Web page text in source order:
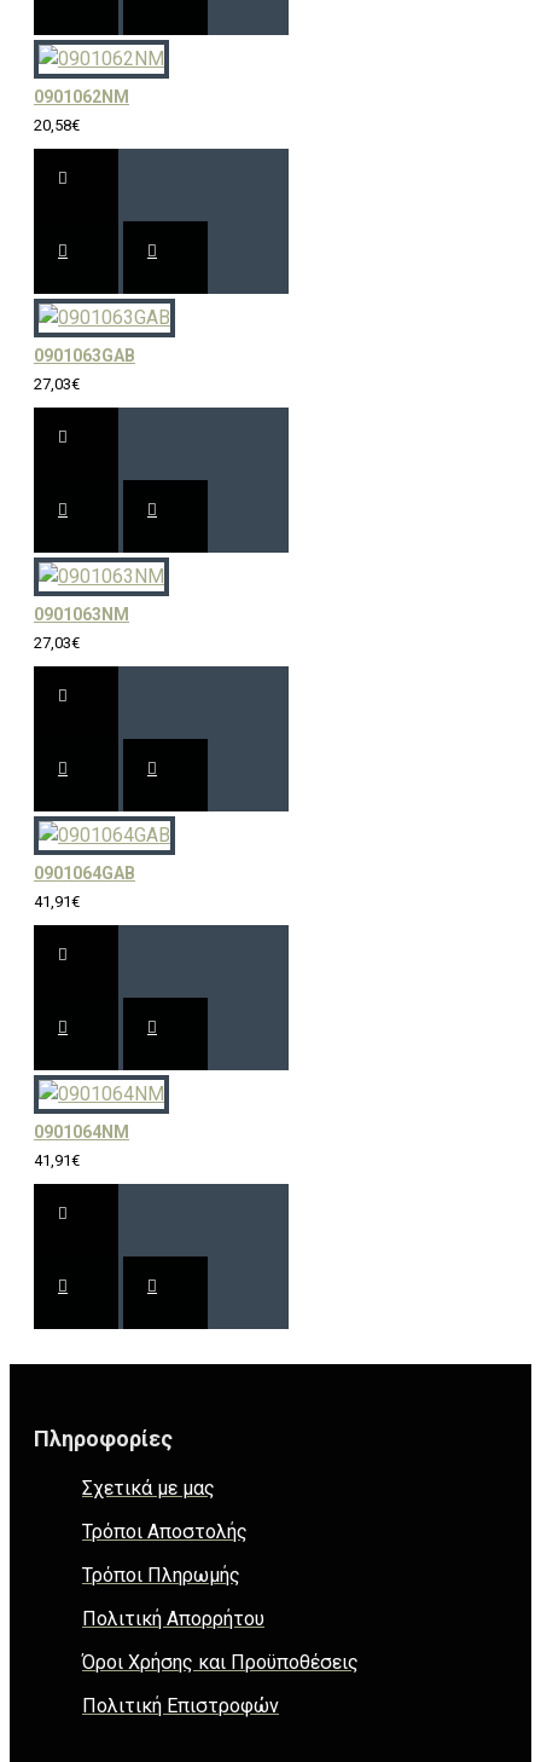
0901062NM
20,58€
0901063GAB
27,03€
0901063NM
27,03€
0901064GAB
41,91€
0901064NM
41,91€
Πληροφορίες
Σχετικά με μας
Τρόποι Αποστολής
Τρόποι Πληρωμής
Πολιτική Απορρήτου
Όροι Χρήσης και Προϋποθέσεις
Πολιτική Επιστροφών